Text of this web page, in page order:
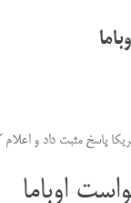
پاسخ مثبت داد و اعلام
اوباما